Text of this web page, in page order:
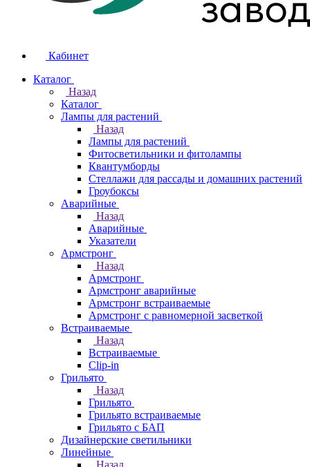
Кабинет
Каталог
Назад
Каталог
Лампы для растений
Назад
Лампы для растений
Фитосветильники и фитолампы
Квантумборды
Стеллажи для рассады и домашних растений
Гроубоксы
Аварийные
Назад
Аварийные
Указатели
Армстронг
Назад
Армстронг
Армстронг аварийные
Армстронг встраиваемые
Армстронг с равномерной засветкой
Встраиваемые
Назад
Встраиваемые
Clip-in
Грильято
Назад
Грильято
Грильято встраиваемые
Грильято с БАП
Дизайнерские светильники
Линейные
Назад